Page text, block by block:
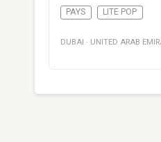
PAYS LITE POP
DUBAI · UNITED ARAB